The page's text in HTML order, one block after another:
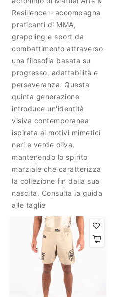
Resilience – accompagna
praticanti di MMA,
grappling e sport da
combattimento attraverso
una filosofia basata su
progresso, adattabilità e
perseveranza. Questa
quinta generazione
introduce un'identità
visiva contemporanea
ispirata ai motivi mimetici
neri e verde oliva,
mantenendo lo spirito
marziale che caratterizza
la collezione fin dalla sua
nascita. Consulta la guida
alle taglie